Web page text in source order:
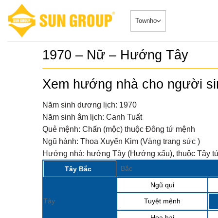
content
1970 – Nữ – Hướng Tây
Xem hướng nhà cho người
Năm sinh dương lịch: 1970
Năm sinh âm lịch: Canh Tuất
Quẻ mệnh: Chấn (mộc) thuộc Đông tứ mệnh
Ngũ hành: Thoa Xuyến Kim (Vàng trang sức )
Hướng nhà: hướng Tây (Hướng xấu), thuộc Tây
Tây Bắc Bắc
Tây
Ngũ quỉ
Tuyệt mệnh
duy nhất
đẳng cấp
Căn HộDự
SONATA –
6
𝐕𝐎̛́𝐈
𝐁𝐈𝐄̣̂𝐓
𝐓𝐇𝐀́𝐍𝐆 𝟖
2024-08-
“ĐẮC...
7
Sở hữu
Nhà phố
Tin Tức
8
Sun
nhật tiến
Tin Tức